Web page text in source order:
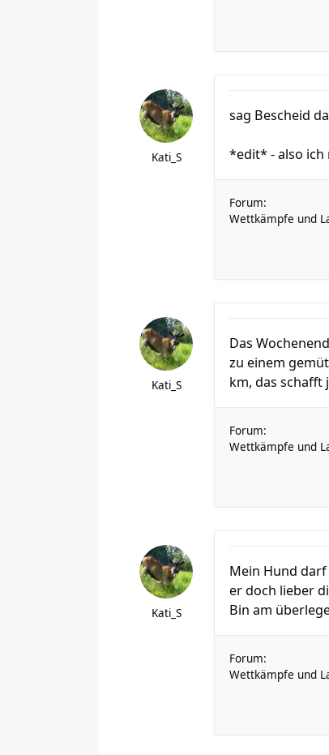
Kati_S
sag Bescheid
*edit* - also ich
Forum:
Wettkämpfe und
Kati_S
Das
zu einem
km, das schafft
Forum:
Wettkämpfe und
Kati_S
Mein Hund darf
er doch lieber
Bin am
Forum:
Wettkämpfe und